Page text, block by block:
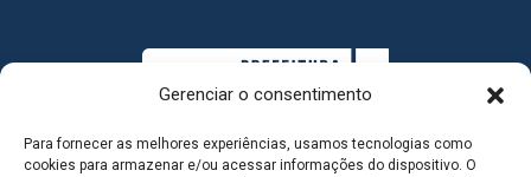
Gerenciar o consentimento
Para fornecer as melhores experiências, usamos tecnologias como
cookies para armazenar e/ou acessar informações do dispositivo. O